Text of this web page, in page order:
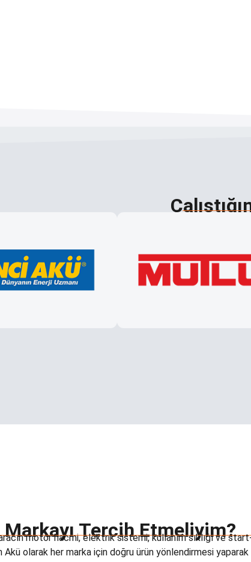
Tercih Etmeliyim?
motor hacmi, elektrik sistemi, kullanım sıklığı ve
Akü olarak her marka için doğru ürün yönlendirmesi